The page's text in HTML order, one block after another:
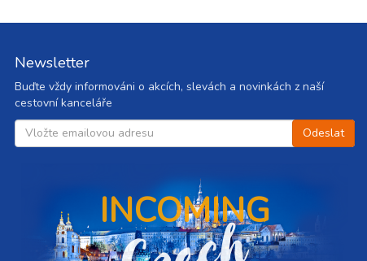
Newsletter
Buďte vždy informováni o akcích, slevách a novinkách z naší
cestovní kanceláře
INCOMING